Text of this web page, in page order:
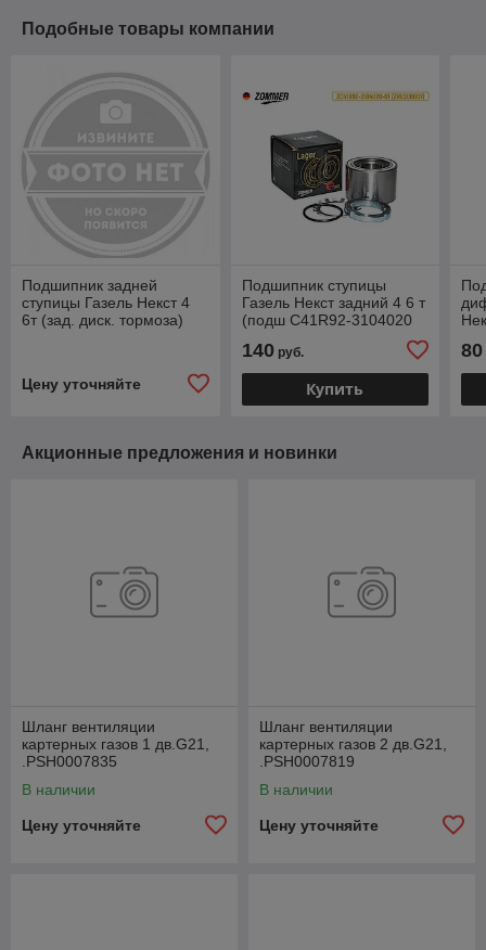
Подобные товары компании
Подшипник задней
ступицы Газель Некст 4
6т (зад. диск. тормоза)
Цену уточняйте
Подшипник ступицы
Газель Некст задний 4 6 т
(подш C41R92-3104020
ZC41R92-3104020-01
140руб.
Купить
80
Акционные предложения и новинки
Шланг вентиляции
картерных газов 1 дв.G21,
.РSН0007835
В наличии
Цену уточняйте
Шланг вентиляции
картерных газов 2 дв.G21,
.РSН0007819
В наличии
Цену уточняйте